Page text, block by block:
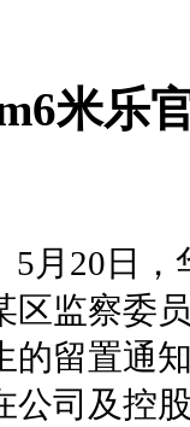
米乐
5月20日
区监察委
的留置通
公司及控